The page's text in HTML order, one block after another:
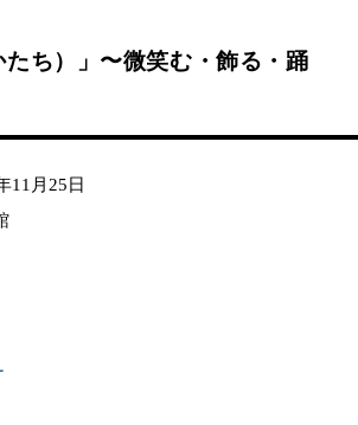
たち）」〜微笑む・飾る・踊
11月25日